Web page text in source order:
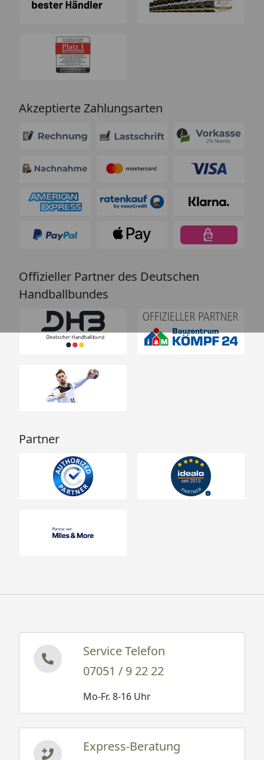
Akzeptierte Zahlungsarten
Offizieller Partner des Deutschen
Handballbundes
Partner
Service Telefon
07051 / 9 22 22
Mo-Fr. 8-16 Uhr
Express-Beratung